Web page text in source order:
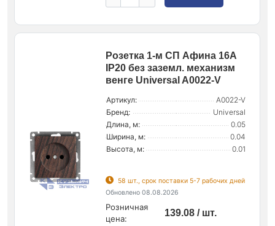
Розетка 1-м СП Афина 16А
IP20 без заземл. механизм
венге Universal A0022-V
Артикул:
A0022-V
Бренд:
Universal
Длина, м:
0.05
Ширина, м:
0.04
Высота, м:
0.01
58 шт., срок поставки 5-7 рабочих дней
Обновлено 08.08.2026
Розничная
цена:
139.08 / шт.